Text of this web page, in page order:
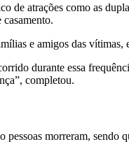
de atrações como as
e amigos das
durante essa
completou.
morreram,